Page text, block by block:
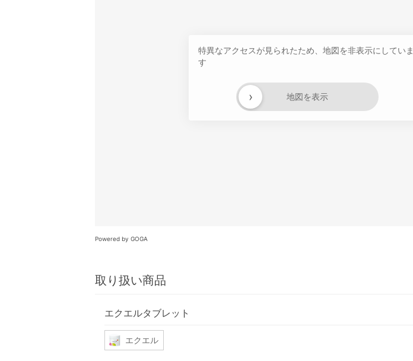
特異なアクセスが見られたため、地図を非表示にしていま
す
地図を表示
›
Powered by GOGA
取り扱い商品
エクエルタブレット
エクエル